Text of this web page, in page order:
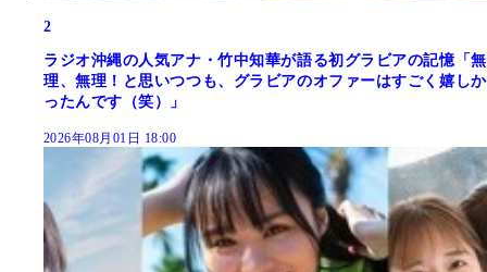
2
ラジオ沖縄の人気アナ・竹中知華が語る初グラビアの記憶「無
理、無理！と思いつつも、グラビアのオファーはすごく嬉しか
ったんです（笑）」
2026年08月01日 18:00